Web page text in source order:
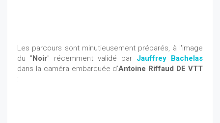
Les parcours sont minutieusement préparés, à l'image
du "Noir" récemment validé par Jauffrey Bachelas
dans la caméra embarquée d'Antoine Riffaud DE VTT
: